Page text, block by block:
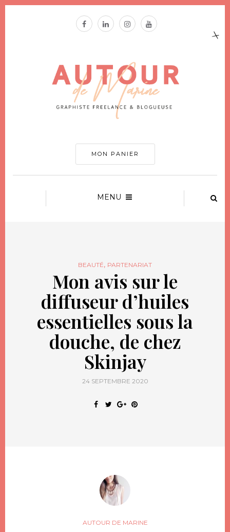
MON PANIER
MENU
BEAUTÉ, PARTENARIAT
Mon avis sur le
diffuseur d’huiles
essentielles sous la
douche, de chez
Skinjay
24 SEPTEMBRE 2020
AUTOUR DE MARINE